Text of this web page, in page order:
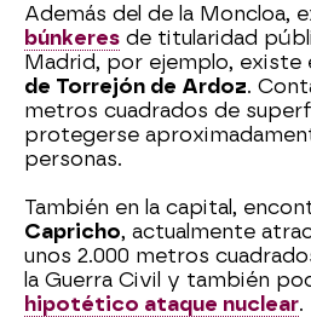
Además del de la Moncloa,
búnkeres de titularidad
Madrid, por ejemplo, existe
de Torrejón de Ardoz.
metros cuadrados de
protegerse
personas.
También en la capital,
Capricho, actualmente
unos 2.000 metros
la Guerra Civil y también
hipotético ataque nuclear.